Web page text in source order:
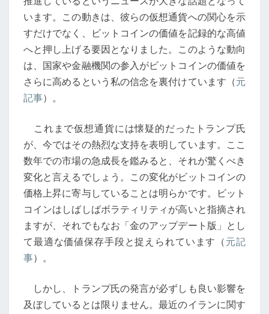
の
政
治:
ト
ラ
ン
家
と
仮
想
通
貨
の
未
来
います。この動きは、彼らの仮想通貨への関心を示
すだけでなく、ビットコインの価値を記録的な高値
へと押し上げる要因となりました。このような動向
は、国家や金融機関の参入がビットコインの価値を
さらに高めるという私の信念を裏付けています（元
記事）。
これまで仮想通貨には懐疑的だったトランプ氏
が、今ではその熱烈な支持を表明しています。ここ
数年での市場の急成長を鑑みると、それが驚くべき
変化と言えるでしょう。この変化がビットコインの
価格上昇に寄与していることは明らかです。ビット
コインはしばしばボラティリティが高いと指摘され
ますが、それでもなお「金のアップデート版」とし
て最適な価値保存手段と捉えられています（ 元記
事）。
しかし、トランプ氏の発言が必ずしも良い影響を
及ぼしているとは限りません。最近のイランに関す